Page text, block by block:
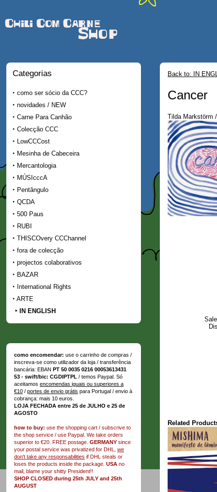
Chili Com Carne
Shop
Categorias
como ser sócio da CCC?
novidades / NEW
Carne Para Canhão
Colecção CCC
LowCCCost
Mesinha de Cabeceira
Mercantologia
MÚSIcccA
Pentângulo
QCDA
500 Paus
RUBI
THISCOvery CCChannel
fora de colecção
projectos colaborativos
BAZAR
International Rights
ARTE
IN ENGLISH
como encomendar: use o carrinho de compras /
inscreva-se como utilizador da loja / transferência
bancária: EBAN PT 50 0035 0216 00053613431
53 - swift/bic: CGDIPTPL / temos Paypal. Só
aceitamos encomendas iguais ou superiores a
€10 / portes de envio grátis para Portugal / envio à
cobrança: mais 10 euros.
LOJA FECHADA entre 25 de JULHO e 25 de
AGOSTO
how to buy: use the shopping cart / subscrive to
the shop service / use Paypal. We take orders
superior to €20. FREE postage. GERMANY since
your postal service was privatized for DHL, we
don't take any responsabilities if DHL steals or
loses the products inside the package. USA no
mail, blame your shitty President!!
SHOP CLOSED during 25th JULY and 25th
AUGUST
Back to: IN
Cancer
Tilda Markstörm
Related